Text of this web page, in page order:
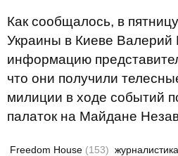
Как сообщалось, в
Украины в Киеве Валерий
информацию
что они получили
милиции в ходе событий
палаток на Майдане
Freedom House (153) журналистика